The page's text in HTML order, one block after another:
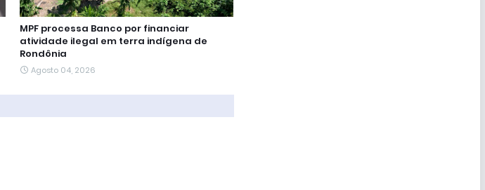
MPF processa Banco por financiar
atividade ilegal em terra indígena de
Rondônia
Agosto 04, 2026